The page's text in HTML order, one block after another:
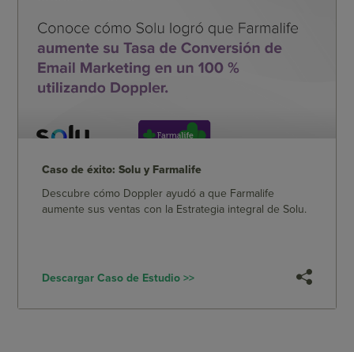
Caso de éxito: Solu y Farmalife
Descubre cómo Doppler ayudó a que Farmalife
aumente sus ventas con la Estrategia integral de Solu.
Descargar Caso de Estudio >>